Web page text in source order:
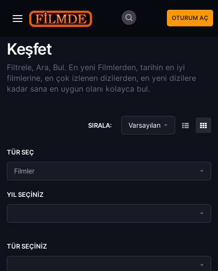
OTURUM AÇ
Keşfet
Filtrele, Ara, Bul. En yeni Filmlerden, tarihin en iyi
filmlerine, en çok izlenen dizilerden, en yeni dizilere
kadar sana en uygun olanı kolayca bul.
SIRALA: Varsayılan
TÜR SEÇ
Filmler
YIL SEÇINIZ
TÜR SEÇINIZ